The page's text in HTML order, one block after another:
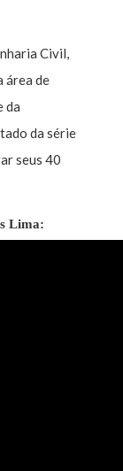
Civil,
área de
da
da série
seus 40
Lima: